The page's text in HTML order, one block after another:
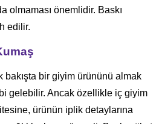
olmaması önemlidir. Baskı
edilir.
bakışta bir giyim ürününü almak
gelebilir. Ancak özellikle iç giyim
ürünün iplik detaylarına